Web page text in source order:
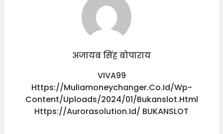
अजायब सिंह बोपाराय
VIVA99
Https://muliamoneychanger.co.id/wp-
Content/uploads/2024/01/bukanslot.html
Https://aurorasolution.id/ BUKANSLOT